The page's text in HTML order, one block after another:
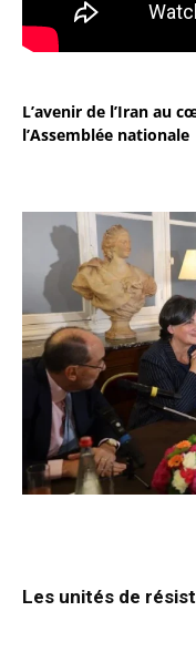
L’avenir de l’Iran au
l’Assemblée nationale
Les unités de